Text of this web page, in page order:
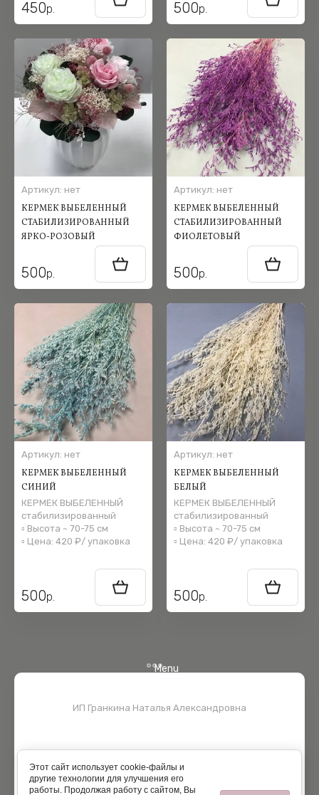
450р. 500р.
Артикул: нет
КЕРМЕК ВЫБЕЛЕННЫЙ
СТАБИЛИЗИРОВАННЫЙ
ЯРКО-РОЗОВЫЙ
500р.
Артикул: нет
КЕРМЕК ВЫБЕЛЕННЫЙ
СТАБИЛИЗИРОВАННЫЙ
ФИОЛЕТОВЫЙ
500р.
Артикул: нет
КЕРМЕК ВЫБЕЛЕННЫЙ
СИНИЙ
КЕРМЕК ВЫБЕЛЕННЫЙ
стабилизированный
▫️ Высота ~ 70-75 см
▫️ Цена: 420 ₽/ упаковка
500р.
Артикул: нет
КЕРМЕК ВЫБЕЛЕННЫЙ
БЕЛЫЙ
КЕРМЕК ВЫБЕЛЕННЫЙ
стабилизированный
▫️ Высота ~ 70-75 см
▫️ Цена: 420 ₽/ упаковка
500р.
Menu
ИП Гранкина Наталья Александровна
Этот сайт использует cookie-файлы и
другие технологии для улучшения его
работы. Продолжая работу с сайтом, Вы